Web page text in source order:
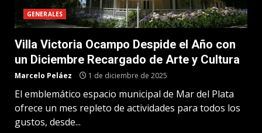
GENERALES
Villa Victoria Ocampo Despide el Año con
un Diciembre Recargado de Arte y Cultura
Marcelo Peláez 1 de diciembre de 2025
El emblemático espacio municipal de Mar del Plata
ofrece un mes repleto de actividades para todos los
gustos, desde...